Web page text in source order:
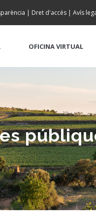
| Dret d'accés | Avís
OFICINA VIRTUAL